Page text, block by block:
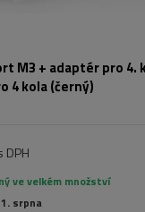
M3 + adaptér pro 4.
4 kola (černý)
DPH
ve velkém množství
srpna